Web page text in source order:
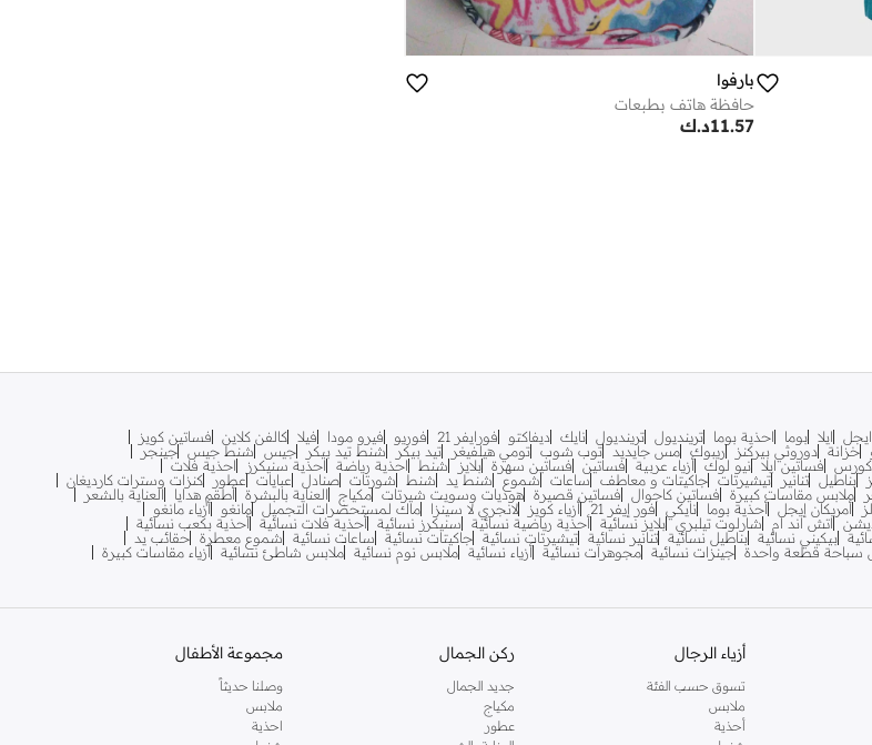
بارفوا
حافظة هاتف بطبعات
د.ك11.57
ايجل ايلا بوما احذية بوما ترينديول ترينديول نايك ديفاكتو فورايفر 21 فوريو فيرو مودا فيلا كالفن كلاين
فساتين كويز
خزانة دوروثي بيركنز ريبوك مس جايديد توب شوب تومي هيلفيغر تيد بيكر شنط تيد بيكر جيس شنط جيس جينجر
كورس فساتين ايلا نيو لوك أزياء عربية فساتين فساتين سهرة بلايز شنط احذية رياضة احذية سنيكرز
احذية فلات
بناطيل تنانير تيشيرتات جاكيتات و معاطف ساعات شموع شنط يد شنط شورتات صنادل عبايات عطور
كنزات وسترات كارديغان
ملابس مقاسات كبيرة فساتين كاجوال فساتين قصيرة هوديات وسويت شيرتات مكياج العناية بالبشرة أطقم هدايا
العناية بالشعر
أمريكان إيجل أحذية بوما نايكي فور إيفر 21 أزياء كويز لانجري لا سينزا ماك لمستحضرات التجميل مانغو
أزياء مانغو
اتش اند ام شارلوت تيلبري بلايز نسائية أحذية رياضية نسائية سنيكرز نسائية أحذية فلات نسائية أحذية بكعب نسائية
بيكيني نسائية بناطيل نسائية تنانير نسائية تيشيرتات نسائية جاكيتات نسائية ساعات نسائية شموع معطرة حقائب يد
سباحة قطعة واحدة جينزات نسائية مجوهرات نسائية أزياء نسائية ملابس نوم نسائية ملابس شاطئ نسائية أزياء مقاسات كبيرة
أزياء الرجال
تسوق حسب الفئة
ملابس
أحذية
ركن الجمال
جديد الجمال
مكياج
عطور
مجموعة الأطفال
وصلنا حديثاً
ملابس
احذية